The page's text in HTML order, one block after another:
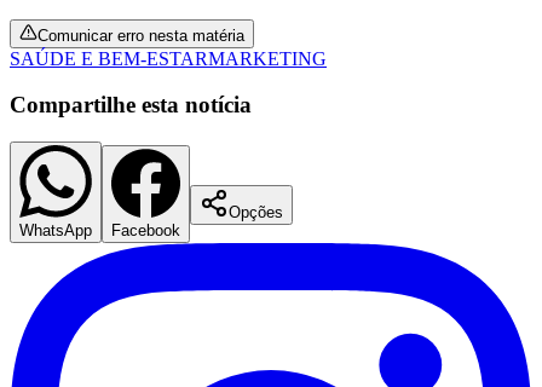
Flamengo
Comunicar erro nesta matéria
SAÚDE E BEM-ESTARMARKETING
Compartilhe esta notícia
WhatsApp Facebook
Opções